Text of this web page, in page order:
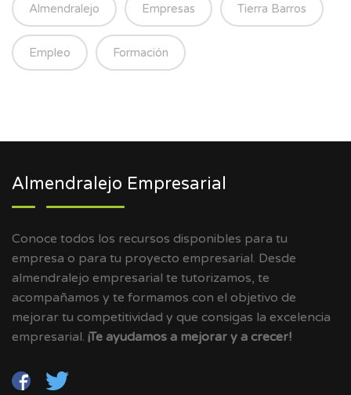
Almendralejo Empresas Tierra Barros
Empleo Formación
Almendralejo Empresarial
Conoce todos los recursos disponibles para tu
empresa o para tu proyecto empresarial. Desde
almendralejo empresarial te tutorizamos, te
acompañamos y te formamos con el objetivo de
mejorar tu competitividad y que consigas la excelencia
empresarial. ¡Te ayudamos a mejorar y a crecer!